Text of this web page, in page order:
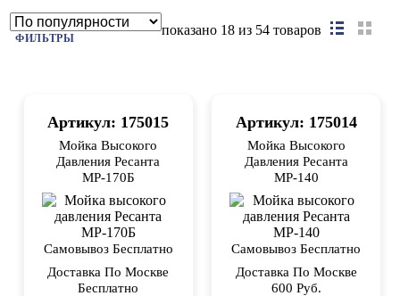
ФИЛЬТРЫ
показано 18 из 54 товаров
Артикул: 175015
Мойка Высокого
Давления Ресанта
МР-170Б
Самовывоз Бесплатно
Доставка По Москве
Бесплатно
Артикул: 175014
Мойка Высокого
Давления Ресанта
МР-140
Самовывоз Бесплатно
Доставка По Москве
600 Руб.